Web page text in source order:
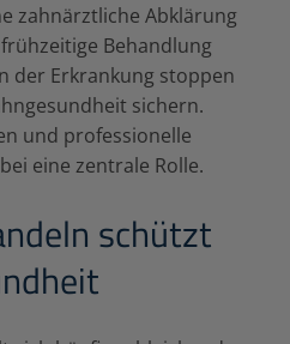
zahnärztliche Abklärung
Behandlung
der Erkrankung stoppen
sichern.
und professionelle
eine zentrale Rolle.
schützt